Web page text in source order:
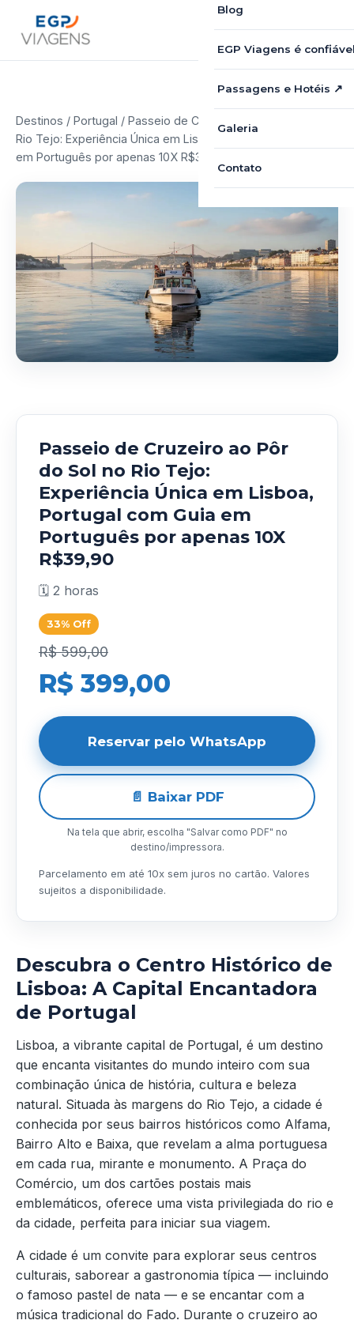
Blog
EGP Viagens é
Passagens e Hotéis ↗
Galeria
Contato
Destinos / Portugal / Passeio de Cruzeiro ao Pôr do Sol no
Rio Tejo: Experiência Única em Lisboa, Portugal com Guia
em Português por apenas 10X R$39,90
Passeio de Cruzeiro ao Pôr
do Sol no Rio Tejo:
Experiência Única em Lisboa,
Portugal com Guia em
Português por apenas 10X
R$39,90
🗓️ 2 horas
33% Off
R$ 599,00
R$ 399,00
Reservar pelo WhatsApp
📄 Baixar PDF
Na tela que abrir, escolha "Salvar como PDF" no
destino/impressora.
Parcelamento em até 10x sem juros no cartão. Valores
sujeitos a disponibilidade.
Descubra o Centro Histórico de
Lisboa: A Capital Encantadora
de Portugal
Lisboa, a vibrante capital de Portugal, é um destino
que encanta visitantes do mundo inteiro com sua
combinação única de história, cultura e beleza
natural. Situada às margens do Rio Tejo, a cidade é
conhecida por seus bairros históricos como Alfama,
Bairro Alto e Baixa, que revelam a alma portuguesa
em cada rua, mirante e monumento. A Praça do
Comércio, um dos cartões postais mais
emblemáticos, oferece uma vista privilegiada do rio e
da cidade, perfeita para iniciar sua viagem.
A cidade é um convite para explorar seus centros
culturais, saborear a gastronomia típica — incluindo
o famoso pastel de nata — e se encantar com a
música tradicional do Fado. Durante o cruzeiro ao